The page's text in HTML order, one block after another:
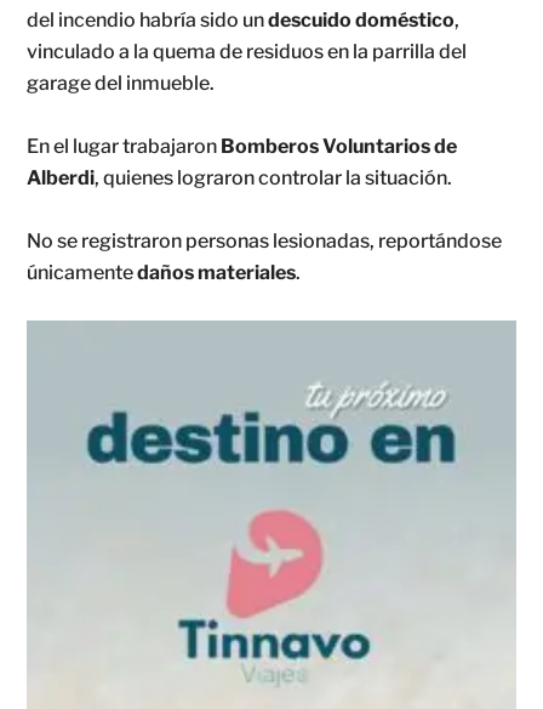
del incendio habría sido undescuido doméstico,
vinculado a la quema de residuos en la parrilla del
garage del inmueble.
En el lugar trabajaron Bomberos Voluntarios de
Alberdi, quienes lograron controlar la situación.
No se registraron personas lesionadas, reportándose
únicamentedaños materiales.